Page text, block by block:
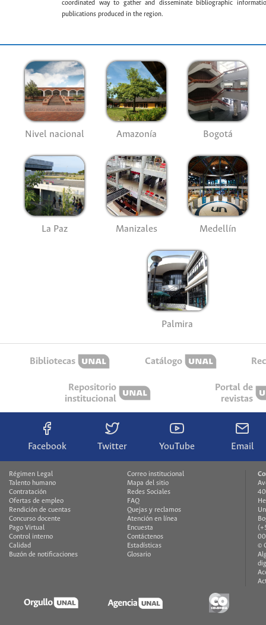
coordinated way to gather and disseminate bibliographic
publications produced in the region.
Nivel nacional Amazonía Bogotá
La Paz Manizales Medellín
Palmira
Bibliotecas Catálogo
Repositorio
institucional
Portal de
revistas
Facebook Twitter YouTube Email
Régimen Legal
Talento humano
Contratación
Ofertas de empleo
Rendición de cuentas
Concurso docente
Pago Virtual
Control interno
Calidad
Buzón de notificaciones
Correo institucional
Mapa del sitio
Redes Sociales
FAQ
Quejas y reclamos
Atención en línea
Encuesta
Contáctenos
Estadísticas
Glosario
©